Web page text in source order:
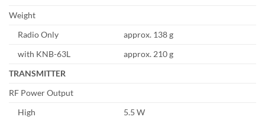
Weight
Radio Only
approx. 138 g
with KNB-63L
approx. 210 g
TRANSMITTER
RF Power Output
High
5.5 W